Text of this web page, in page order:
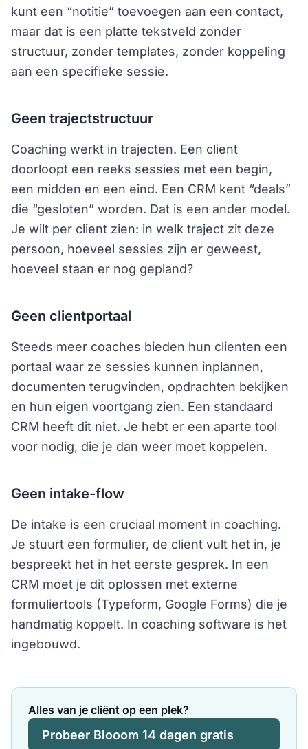
kunt een “notitie” toevoegen aan een contact,
maar dat is een platte tekstveld zonder
structuur, zonder templates, zonder koppeling
aan een specifieke sessie.
Geen trajectstructuur
Coaching werkt in trajecten. Een client
doorloopt een reeks sessies met een begin,
een midden en een eind. Een CRM kent “deals”
die “gesloten” worden. Dat is een ander model.
Je wilt per client zien: in welk traject zit deze
persoon, hoeveel sessies zijn er geweest,
hoeveel staan er nog gepland?
Geen clientportaal
Steeds meer coaches bieden hun clienten een
portaal waar ze sessies kunnen inplannen,
documenten terugvinden, opdrachten bekijken
en hun eigen voortgang zien. Een standaard
CRM heeft dit niet. Je hebt er een aparte tool
voor nodig, die je dan weer moet koppelen.
Geen intake-flow
De intake is een cruciaal moment in coaching.
Je stuurt een formulier, de client vult het in, je
bespreekt het in het eerste gesprek. In een
CRM moet je dit oplossen met externe
formuliertools (Typeform, Google Forms) die je
handmatig koppelt. In coaching software is het
ingebouwd.
Alles van je cliënt op een plek?
Probeer Blooom 14 dagen gratis